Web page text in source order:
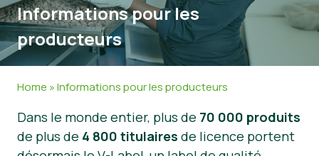
V-Label Webinars
Avantages
Critères du V-Label
Resources
Obtenir la certification V-Label
Informations Générales
Alimentation
Cosmétiques et produits d’entretien
Produits Non Alimentaires
Gastronomie
Questions fréquentes
Pour les consommateurs
Informations Générales
Produits Certifiés
À propos de nous
À propos de nous
Contactez-nous
Obtenir la certification V-Label
Informations pour les
producteurs
Home »Informations pour les producteurs
Dans le monde entier, plus de 70 000 produits
de plus de 4 800 titulaires de licence portent